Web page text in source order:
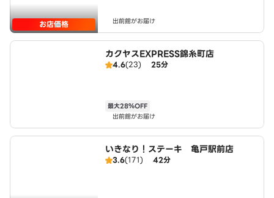
お店価格 出前館がお届け
カクヤスEXPRESS錦糸町店
4.6(23) 25分
最大28％OFF
出前館がお届け
いきなり！ステーキ 亀戸駅前店
3.6(171) 42分